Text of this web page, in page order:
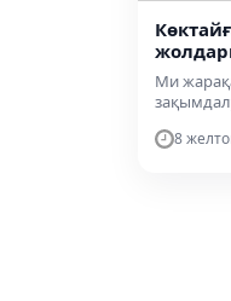
Ми
8